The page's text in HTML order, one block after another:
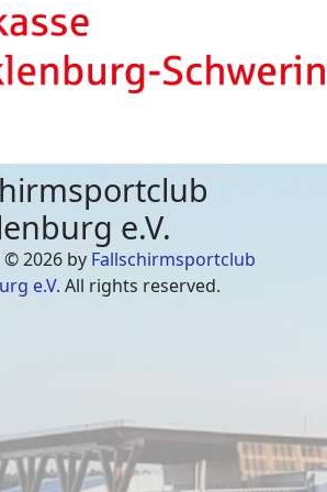
e.V.
2026 by Fallschirmsportclub
e.V. All rights reserved.